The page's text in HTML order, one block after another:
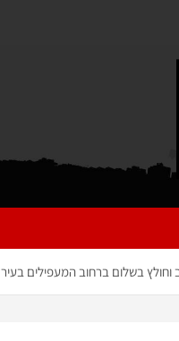
שמש בכלל והחרדית בפרט
וחולץ בשלום ברחוב המעפילים בעיר